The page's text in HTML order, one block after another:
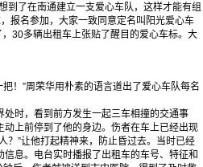
到了在南通建立一支爱心车队，这样才能有组
报名参加，大家一致同意定名叫阳光爱心车
30多辆出租车上张贴了醒目的爱心车标。大
！”周荣华用朴素的语言道出了爱心车队每名
时，看到前方发生一起三车相撞的交通事
上前停到了他的身边。伤者在车上已经出现
？”让他打起精神来，防止昏过去。当时已经
息。电台实时播报了出租车的车号、特征和